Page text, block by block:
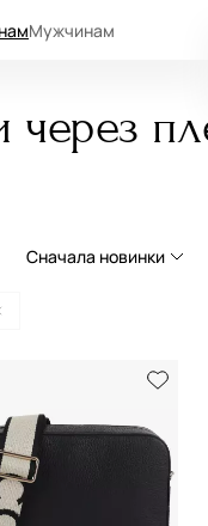
Мужчинам
Сначала новинки
новинки
цены
цены
скидки